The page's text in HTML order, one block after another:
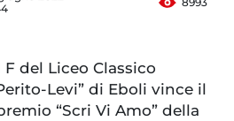
F del Liceo Classico
Levi” di Eboli vince il
“Scri Vi Amo” della